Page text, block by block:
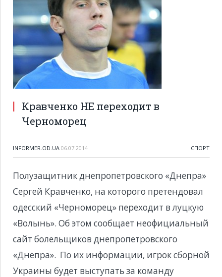
Кравченко НЕ переходит в
Черноморец
INFORMER.OD.UA 06.07.2014 CПОРТ
Полузащитник днепропетровского «Днепра»
Сергей Кравченко, на которого претендовал
одесский «Черноморец» переходит в луцкую
«Волынь». Об этом сообщает неофициальный
сайт болельщиков днепропетровского
«Днепра». По их информации, игрок сборной
Украины будет выступать за команду